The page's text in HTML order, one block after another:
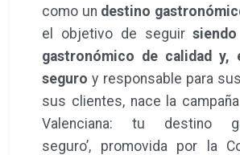
como un destino
el objetivo de seguir
gastronómico de calidad y,
seguro y responsable para
sus clientes, nace la campaña
Valenciana: tu destino
seguro’, promovida por la